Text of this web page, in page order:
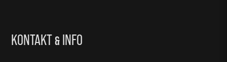
KONTAKT& INFO